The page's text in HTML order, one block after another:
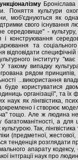
Поняття культури
моб'єднуються як
свого існування
середовище" -
і конструювання
та
відповідати
інституту
такому випадку
рядом
...використання
буде користуватися
організації", та
наук як лінгвістика,
і створює
тощо. Але ж людина не
багатоманітності, а
Так,
(предметної,
тенденція розглядати
апарату кодексу,
інтграції наук про